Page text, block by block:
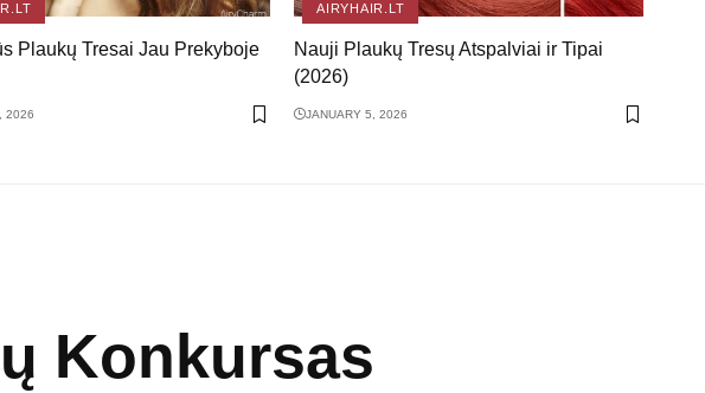
Plaukų Tresai Jau Prekyboje
2026
AIRYHAIR.LT
Nauji Plaukų Tresų Atspalviai ir Tipai
(2026)
JANUARY 5, 2026
Konkursas